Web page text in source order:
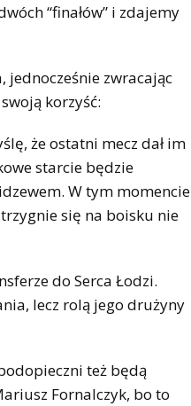
“finałów” i zdajemy
jednocześnie zwracając
korzyść:
że ostatni mecz dał im
starcie będzie
W tym momencie
się na boisku nie
do Serca Łodzi.
lecz rolą jego drużyny
też będą
Fornalczyk, bo to